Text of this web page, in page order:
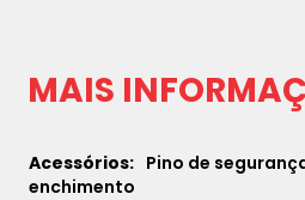
MAIS
Pino de
enchimento